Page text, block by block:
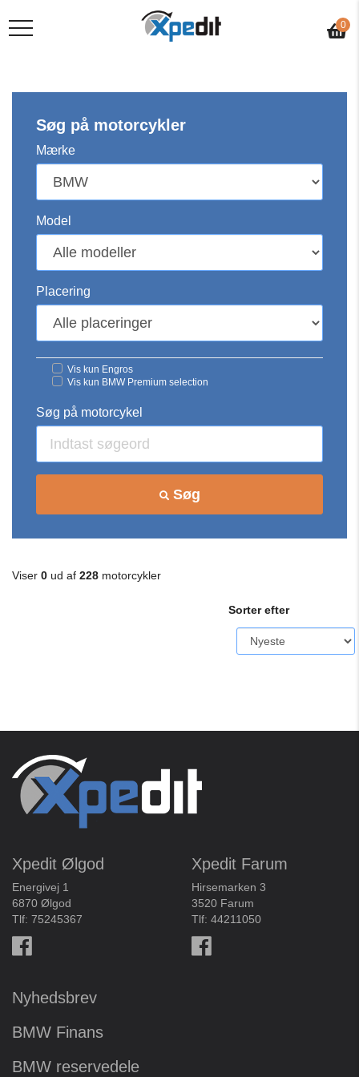
0
Søg på motorcykler
Mærke
Model
Placering
Vis kun Engros
Vis kun BMW Premium selection
Søg på motorcykel
Søg
Viser 0 ud af 228 motorcykler
Sorter efter
Xpedit Ølgod
Energivej 1
6870 Ølgod
Tlf: 75245367
Xpedit Farum
Hirsemarken 3
3520 Farum
Tlf: 44211050
Nyhedsbrev
BMW Finans
BMW reservedele